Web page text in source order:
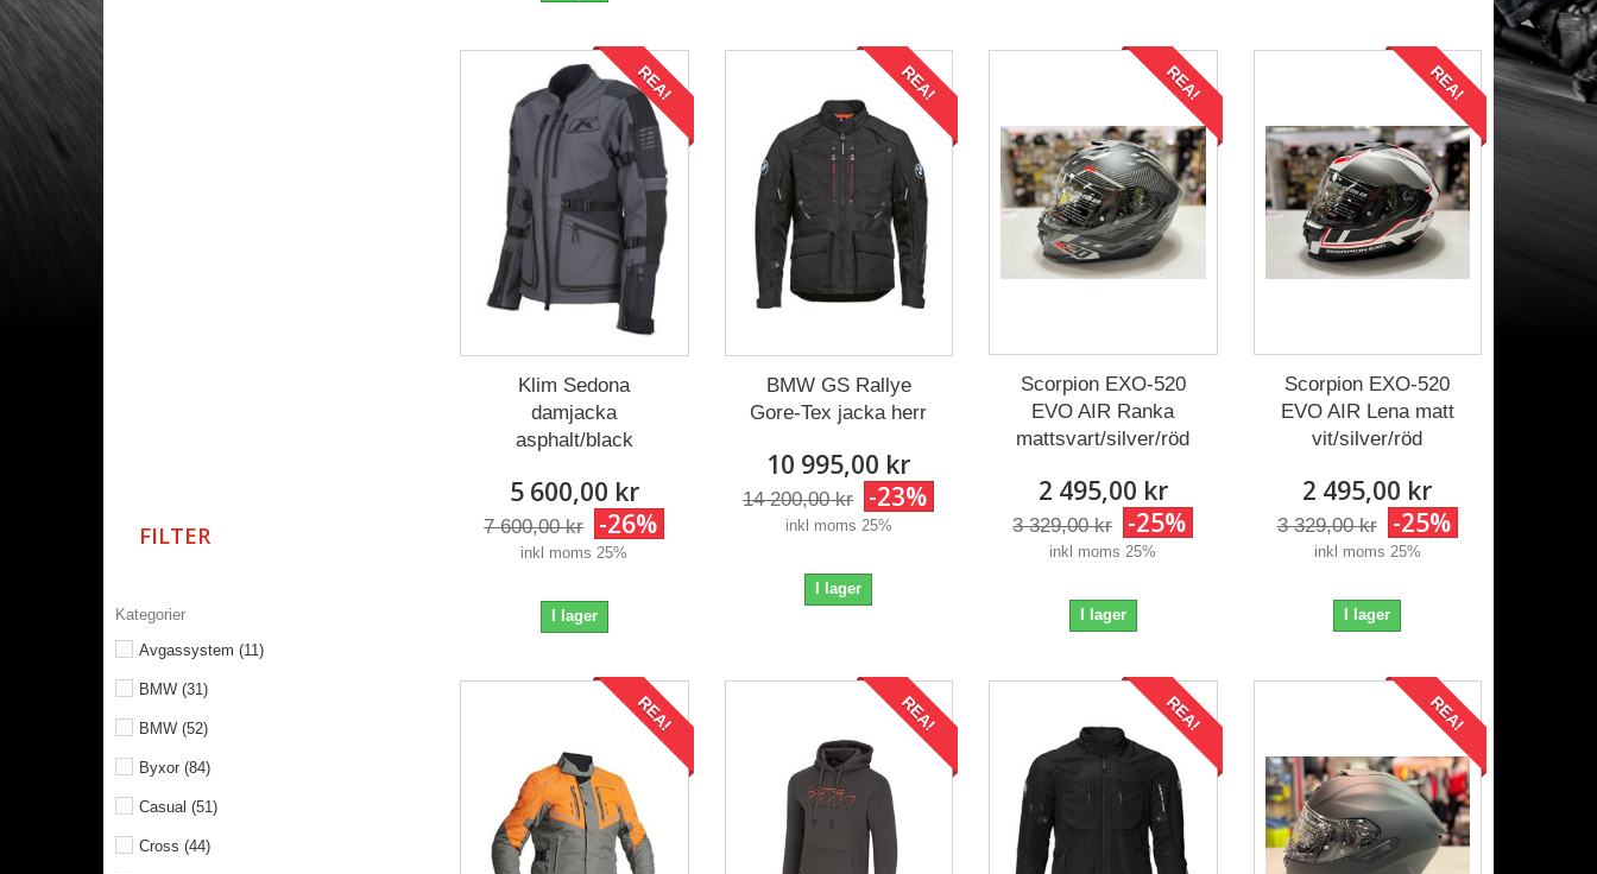
FILTER
Kategorier
Avgassystem (11)
BMW (31)
BMW (52)
Byxor (84)
Casual (51)
Cross (44)
REA!
Klim Sedona
damjacka
asphalt/black
5 600,00 kr
7 600,00 kr -26%
inkl moms 25%
I lager
REA!
BMW GS Rallye
Gore-Tex jacka herr
10 995,00 kr
14 200,00 kr -23%
inkl moms 25%
I lager
REA!
Scorpion EXO-520
EVO AIR Ranka
mattsvart/silver/röd
2 495,00 kr
3 329,00 kr -25%
inkl moms 25%
I lager
REA!
Scorpion EXO-520
EVO AIR Lena matt
vit/silver/röd
2 495,00 kr
3 329,00 kr -25%
inkl moms 25%
I lager
REA! REA! REA! REA!